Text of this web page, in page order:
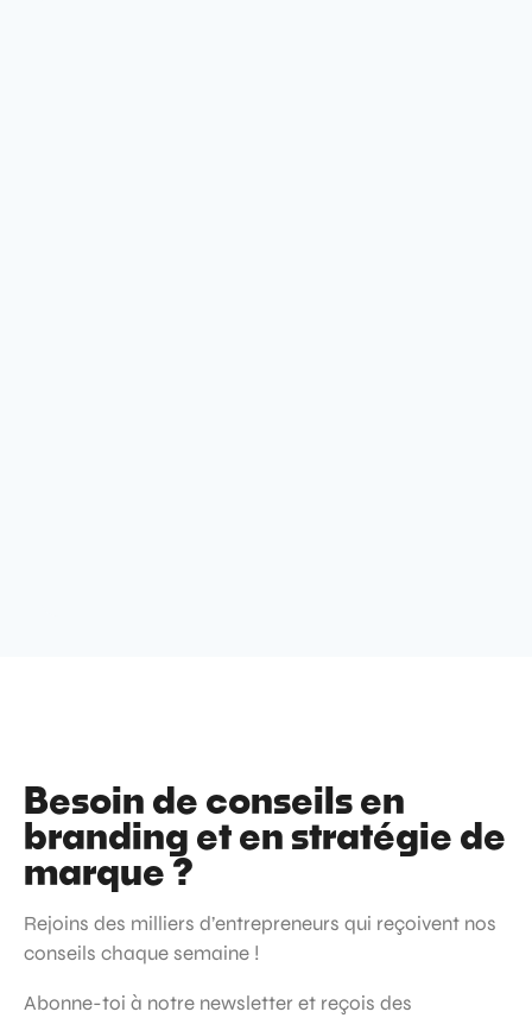
Besoin de conseils en
branding et en stratégie de
marque ?
Rejoins des milliers d’entrepreneurs qui reçoivent nos
conseils chaque semaine !
Abonne-toi à notre newsletter et reçois des